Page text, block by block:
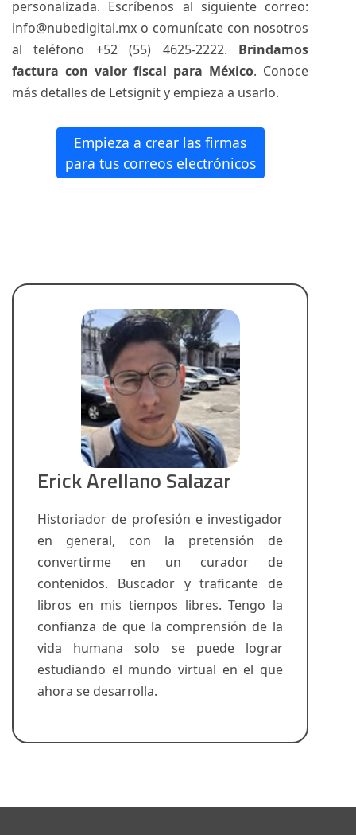
personalizada. Escríbenos al siguiente correo:
info@nubedigital.mx o comunícate con nosotros
al teléfono +52 (55) 4625-2222. Brindamos
factura con valor fiscal para México. Conoce
más detalles de Letsignit y empieza a usarlo.
Empieza a crear las firmas
para tus correos electrónicos
Erick Arellano Salazar
Historiador de profesión e investigador
en general, con la pretensión de
convertirme en un curador de
contenidos. Buscador y traficante de
libros en mis tiempos libres. Tengo la
confianza de que la comprensión de la
vida humana solo se puede lograr
estudiando el mundo virtual en el que
ahora se desarrolla.